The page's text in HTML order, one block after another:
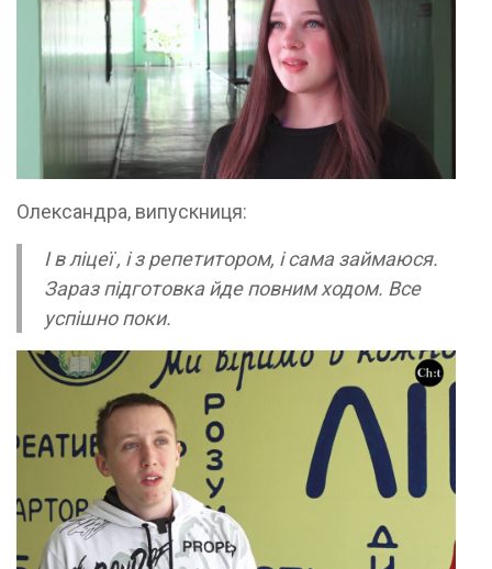
Олександра, випускниця:
І в ліцеї , і з репетитором, і сама займаюся.
Зараз підготовка йде повним ходом. Все
успішно поки.